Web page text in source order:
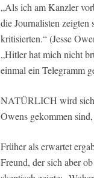
„Als ich am Kanzler
die Journalisten zeigten
kritisierten.“ (Jesse
„Hitler hat mich nicht
einmal ein Telegramm
NATÜRLICH wird sich
Owens gekommen
Früher als erwartet
Freund, der sich aber